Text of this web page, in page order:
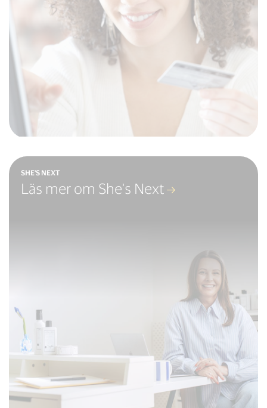
SHE'S NEXT
Läs mer om She's Next